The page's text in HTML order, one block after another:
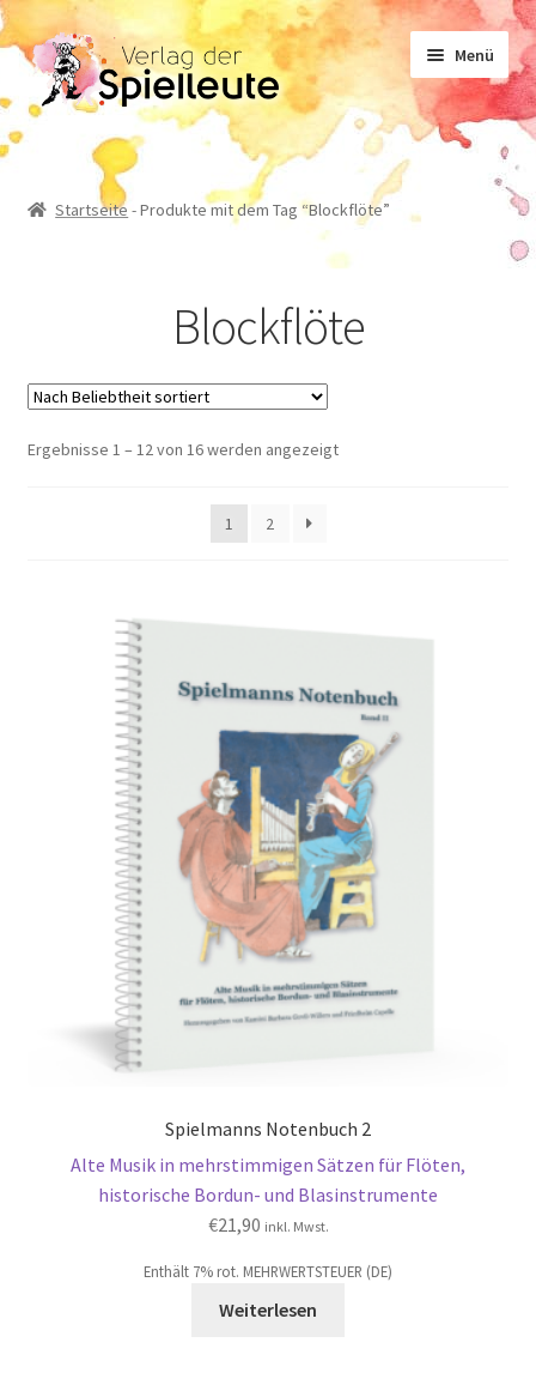
Zur
Navigation
springen
Zum
Inhalt
springen
Menü
Noten
Sachliteratur
Geschichten
Startseite -Produkte mit dem Tag “Blockflöte”
Blockflöte
Ergebnisse 1 – 12 von 16 werden angezeigtNach
1
2
Spielmanns Notenbuch 2
Alte Musik in mehrstimmigen Sätzen für Flöten,
historische Bordun- und Blasinstrumente
€21,90 inkl. Mwst.
Enthält 7% rot. MEHRWERTSTEUER (DE)
Weiterlesen